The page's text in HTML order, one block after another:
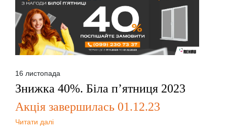
16 листопада
Знижка 40%. Біла п’ятниця 2023
Акція завершилась 01.12.23
Читати далі